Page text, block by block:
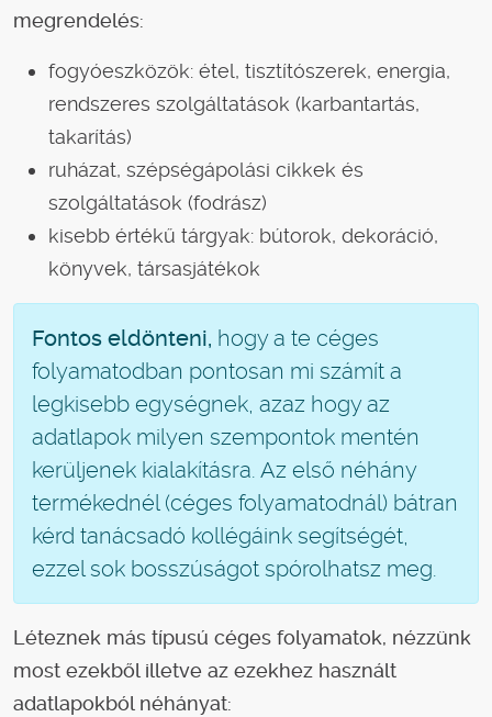
megrendelés:
fogyóeszközök: étel, tisztítószerek, energia,
rendszeres szolgáltatások (karbantartás,
takarítás)
ruházat, szépségápolási cikkek és
szolgáltatások (fodrász)
kisebb értékű tárgyak: bútorok, dekoráció,
könyvek, társasjátékok
Fontos eldönteni, hogy a te céges
folyamatodban pontosan mi számít a
legkisebb egységnek, azaz hogy az
adatlapok milyen szempontok mentén
kerüljenek kialakításra. Az első néhány
termékednél (céges folyamatodnál) bátran
kérd tanácsadó kollégáink segítségét,
ezzel sok bosszúságot spórolhatsz meg.
Léteznek más típusú céges folyamatok, nézzünk
most ezekből illetve az ezekhez használt
adatlapokból néhányat: